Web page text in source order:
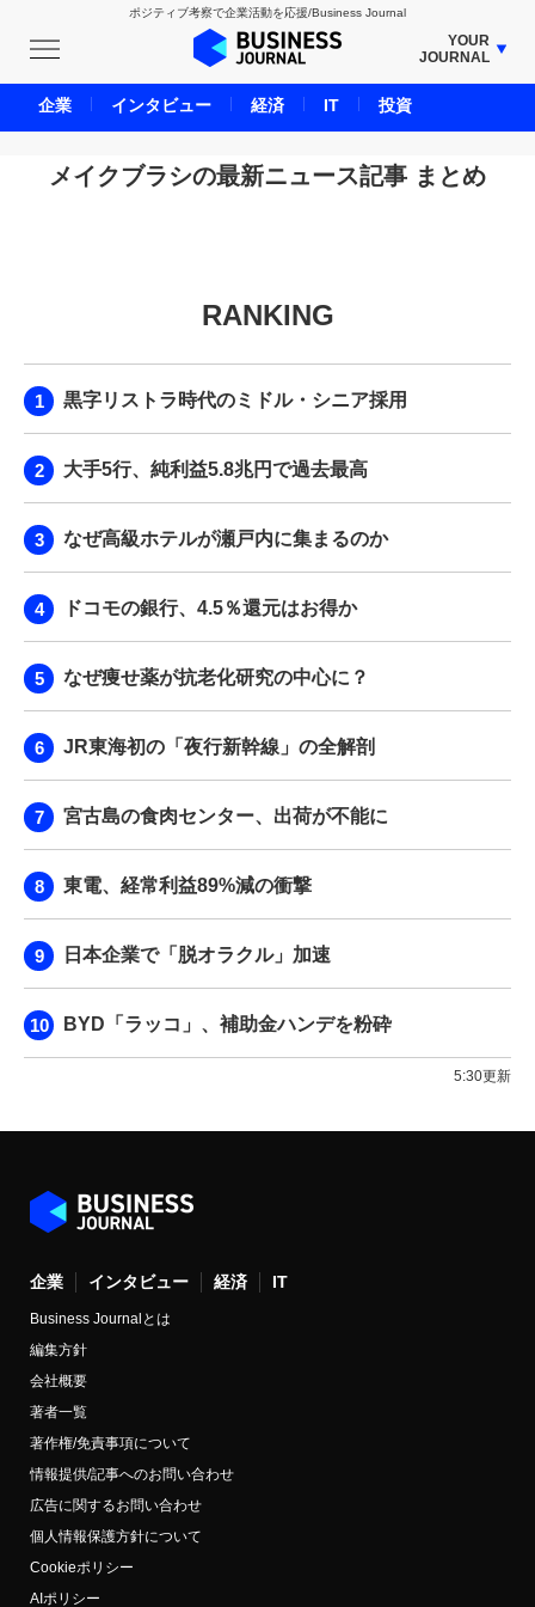
ポジティブ考察で企業活動を応援/Business Journal
YOUR
JOURNAL
BUSINESS JOURNAL
UNICORN JOURNAL
CARBON CREDITS JOURNAL
LIFE ENDING JOURNAL
BPaaS JOURNAL
メイクブラシの最新ニュース記事 まとめ
RANKING
黒字リストラ時代のミドル・シニア採用
大手5行、純利益5.8兆円で過去最高
なぜ高級ホテルが瀬戸内に集まるのか
ドコモの銀行、4.5％還元はお得か
なぜ痩せ薬が抗老化研究の中心に？
JR東海初の「夜行新幹線」の全解剖
宮古島の食肉センター、出荷が不能に
東電、経常利益89%減の衝撃
日本企業で「脱オラクル」加速
BYD「ラッコ」、補助金ハンデを粉砕
5:30更新
企業 インタビュー 経済 IT
Business Journalとは
編集方針
会社概要
著者一覧
著作権/免責事項について
情報提供/記事へのお問い合わせ
広告に関するお問い合わせ
個人情報保護方針について
Cookieポリシー
AIポリシー
企業 インタビュー 経済 IT 投資